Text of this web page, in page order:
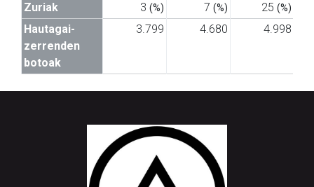
Zuriak 3 (%) 7 (%) 25 (%)
Hautagai-
zerrenden
botoak
3.799 4.680 4.998